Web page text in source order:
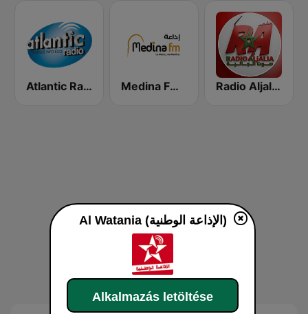
Atlantic Radio (أتلانتيك راديو) Medina FM (إذاعة مدينة فم) Radio Aljalia - راديو الجالية
Al Watania (الإذاعة الوطنية)
Alkalmazás letöltése